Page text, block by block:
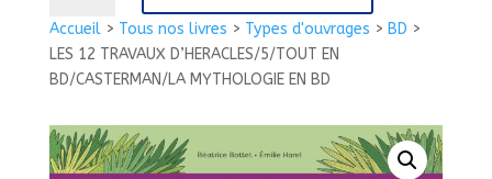
Accueil> Tous nos livres > Types d'ouvrages > BD >
LES 12 TRAVAUX D’HERACLES/5/TOUT EN
BD/CASTERMAN/LA MYTHOLOGIE EN BD
LES
12
TRAVAUX
BD/CASTERMAN/LA
MYTHOLOGIE